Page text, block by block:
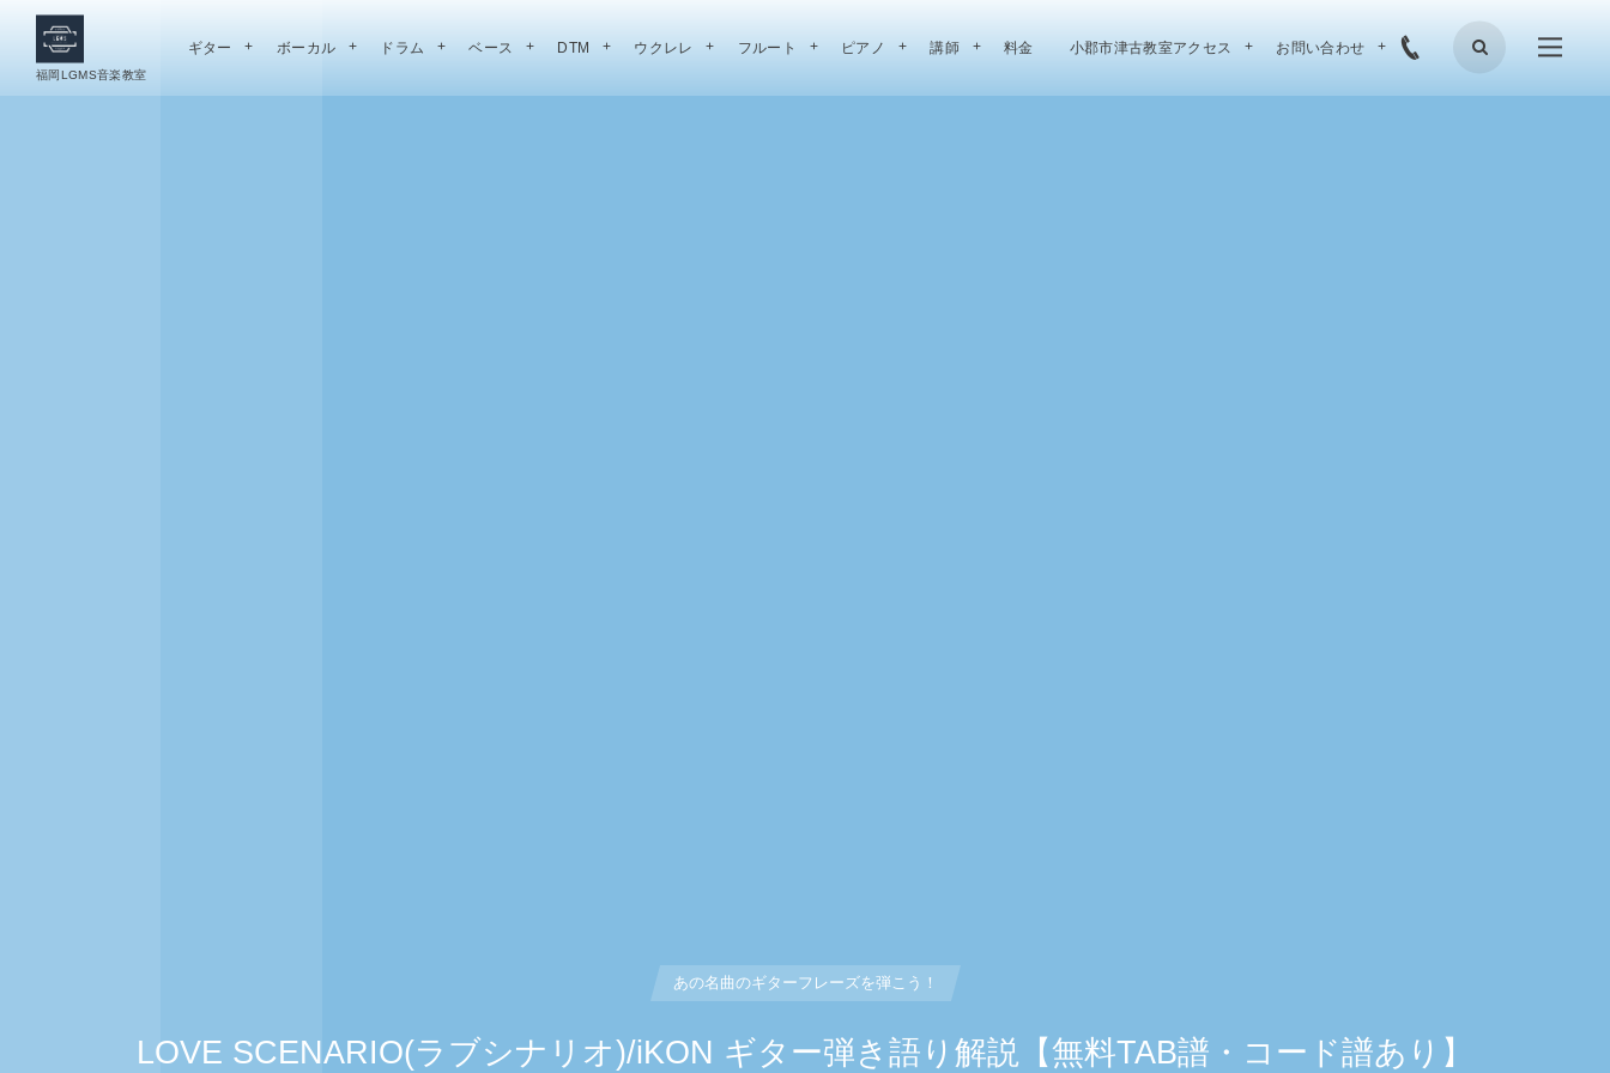
福岡LGMS音楽教室
ギター ボーカル ドラム ベース DTM ウクレレ フルート ピアノ 講師 料金 小郡市津古教室アクセス お問い合わせ
あの名曲のギターフレーズを弾こう！
LOVE SCENARIO(ラブシナリオ)/iKON ギター弾き語り解説【無料TAB譜・コード譜あり】